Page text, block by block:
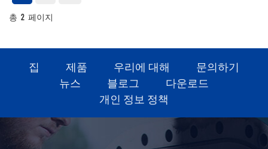
총 2 페이지
집 제품 우리에 대해
문의하기
뉴스
블로그
다운로드
개인 정보 정책